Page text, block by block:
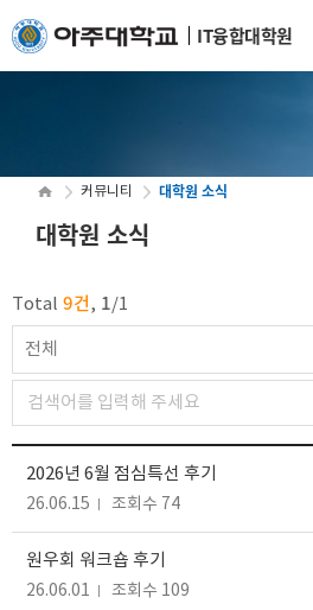
IT융합대학원
커뮤니티 대학원 소식
대학원 소식
Total 9건, 1/1
전체
2026년 6월 점심특선 후기
26.06.15 조회수 74
원우회 워크숍 후기
26.06.01 조회수 109